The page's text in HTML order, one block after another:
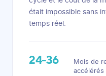
était impossible sans
temps réel.
24-36
Mois de
accélérés